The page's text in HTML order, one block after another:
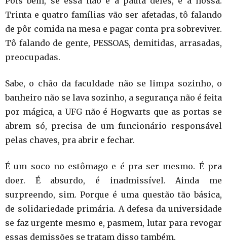
Trinta e quatro famílias vão ser afetadas, tô falando
de pôr comida na mesa e pagar conta pra sobreviver.
Tô falando de gente, PESSOAS, demitidas, arrasadas,
preocupadas.
Sabe, o chão da faculdade não se limpa sozinho, o
banheiro não se lava sozinho, a segurança não é feita
por mágica, a UFG não é Hogwarts que as portas se
abrem só, precisa de um funcionário responsável
pelas chaves, pra abrir e fechar.
É um soco no estômago e é pra ser mesmo. É pra
doer. É absurdo, é inadmissível. Ainda me
surpreendo, sim. Porque é uma questão tão básica,
de solidariedade primária. A defesa da universidade
se faz urgente mesmo e, pasmem, lutar para revogar
essas demissões se tratam disso também.